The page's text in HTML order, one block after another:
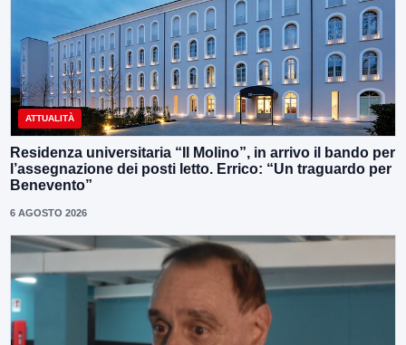
ATTUALITÀ
Residenza universitaria “Il Molino”, in arrivo il bando per
l’assegnazione dei posti letto. Errico: “Un traguardo per
Benevento”
6 AGOSTO 2026